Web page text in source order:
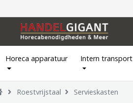
Horeca apparatuur Intern transport
Roestvrijstaal Servieskasten